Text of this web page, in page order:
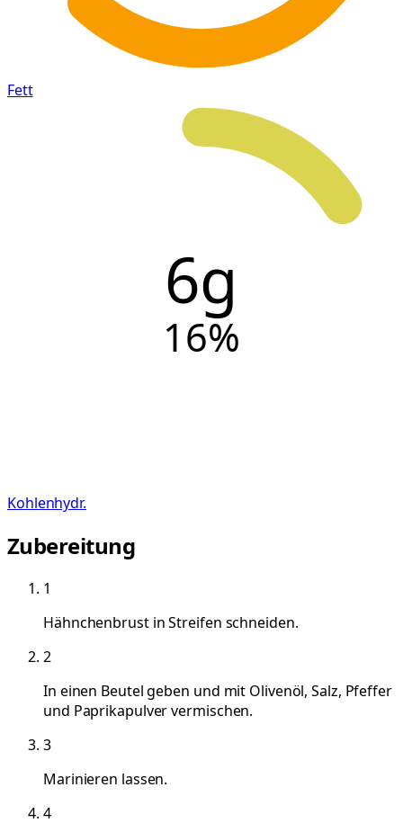
Fett
6g
16%
Kohlenhydr.
Zubereitung
1
Hähnchenbrust in Streifen schneiden.
2
In einen Beutel geben und mit Olivenöl, Salz, Pfeffer
und Paprikapulver vermischen.
3
Marinieren lassen.
4